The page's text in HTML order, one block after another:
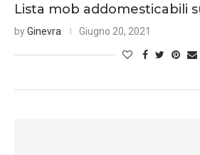
Lista mob addomesticabili
byGinevra Giugno 20, 2021